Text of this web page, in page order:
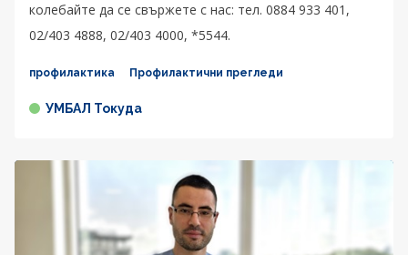
колебайте да се свържете с нас: тел. 0884 933 401,
02/403 4888, 02/403 4000, *5544.
профилактика Профилактични прегледи
УМБАЛ Токуда